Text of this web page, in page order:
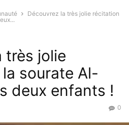
Découvrez la très jolie récitation
très jolie
sourate Al-
deux enfants !
0